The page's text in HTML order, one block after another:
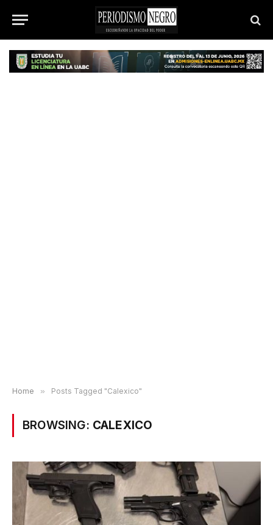
Home » Posts Tagged "Calexico"
BROWSING: CALEXICO